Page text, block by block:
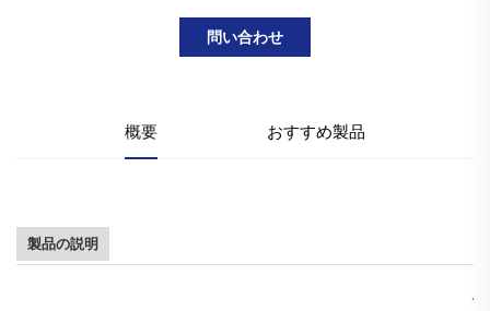
問い合わせ
概要 おすすめ製品
製品の説明